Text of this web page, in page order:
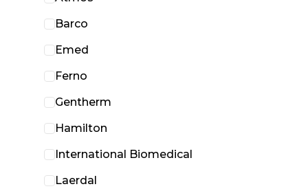
Barco
Emed
Ferno
Gentherm
Hamilton
International Biomedical
Laerdal